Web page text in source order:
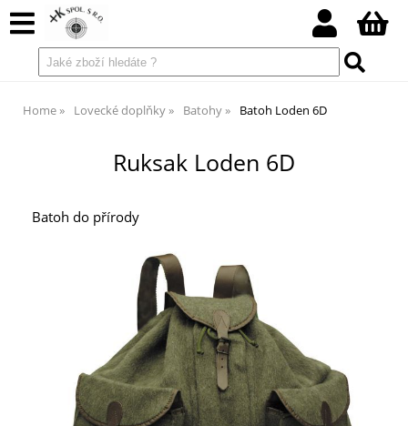
Home Lovecké doplňky Batohy Batoh Loden 6D
Ruksak Loden 6D
Batoh do přírody